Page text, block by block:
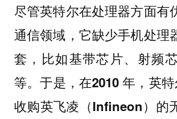
尽管英特尔在处理器方面有
通信领域，它缺少手机处理
套，比如基带芯片、射频
等。于是， 在2010 年，英
收购英飞凌（Infineon）的